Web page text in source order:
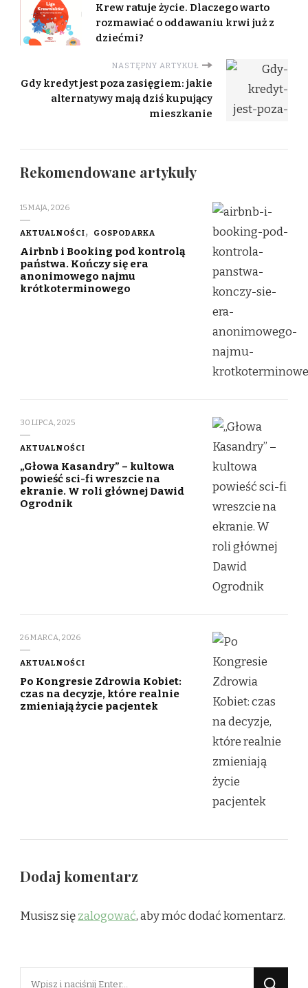
Krew ratuje życie. Dlaczego warto
rozmawiać o oddawaniu krwi już z
dziećmi?
NASTĘPNY ARTYKUŁ
Gdy kredyt jest poza zasięgiem: jakie
alternatywy mają dziś kupujący
mieszkanie
Rekomendowane artykuły
15 MAJA, 2026
AKTUALNOŚCI GOSPODARKA
Airbnb i Booking pod kontrolą
państwa. Kończy się era
anonimowego najmu
krótkoterminowego
30 LIPCA, 2025
AKTUALNOŚCI
„Głowa Kasandry” – kultowa
powieść sci-fi wreszcie na
ekranie. W roli głównej Dawid
Ogrodnik
26 MARCA, 2026
AKTUALNOŚCI
Po Kongresie Zdrowia Kobiet:
czas na decyzje, które realnie
zmieniają życie pacjentek
Dodaj komentarz
Musisz sięzalogować, aby móc dodać komentarz.